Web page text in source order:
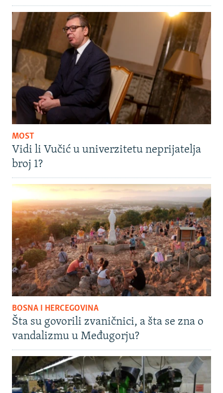
MOST
Vidi li Vučić u univerzitetu neprijatelja
broj 1?
BOSNA I HERCEGOVINA
Šta su govorili zvaničnici, a šta se zna o
vandalizmu u Međugorju?